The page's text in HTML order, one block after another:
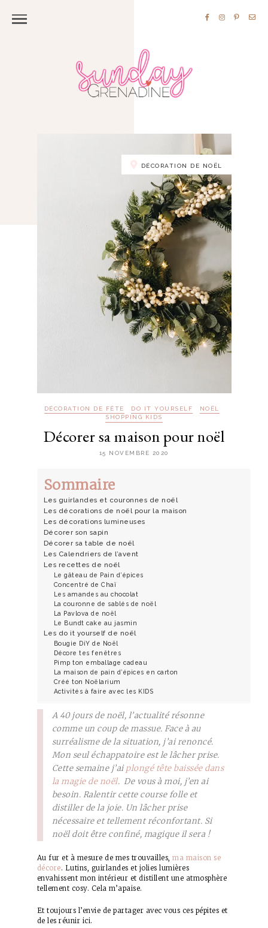
DÉCORATION DE NOËL
DÉCORATION DE FÊTE DO IT YOURSELF
NOËL
SHOPPING KIDS
Décorer sa maison pour noël
15 NOVEMBRE 2020
Sommaire
Les guirlandes et couronnes de noël
Les décorations de noël pour la maison
Les décorations lumineuses
Décorer son sapin
Décorer sa table de noël
Les Calendriers de l’avent
Les recettes de noël
Le gâteau de Pain d’épices
Concentré de Chaï
Les amandes au chocolat
La couronne de sablés de noël
La Pavlova de noël
Le Bundt cake au jasmin
Les do it yourself de noël
Bougie DiY de Noël
Décore tes fenêtres
Pimp ton emballage cadeau
La maison de pain d’épices en carton
Créé ton Noëlarium
Activités à faire avec les KIDS
A 40 jours de noël, l’actualité résonne
comme un coup de massue. Face à au
surréalisme de la situation, j’ai renoncé.
Mon seul échappatoire est le lâcher prise.
Cette semaine j’ai plongé tête baissée dans
la magie de noël. De vous à moi, j’en ai
besoin. Ralentir cette course folle et
distiller de la joie. Un lâcher prise
nécessaire et tellement réconfortant. Si
noël doit être confiné, magique il sera !
Au fur et à mesure de mes trouvailles, ma maison se
décore. Lutins, guirlandes et jolies lumières
envahissent mon intérieur et distillent une atmosphère
tellement cosy. Cela m’apaise.
Et toujours l’envie de partager avec vous ces pépites et
de les réunir ici.